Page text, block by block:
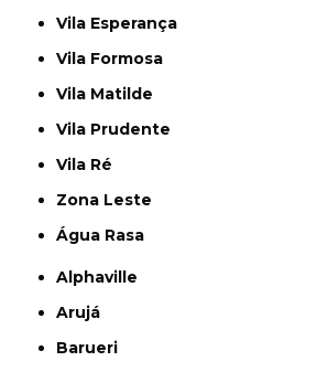
Vila Esperança
Vila Formosa
Vila Matilde
Vila Prudente
Vila Ré
Zona Leste
Água Rasa
Alphaville
Arujá
Barueri